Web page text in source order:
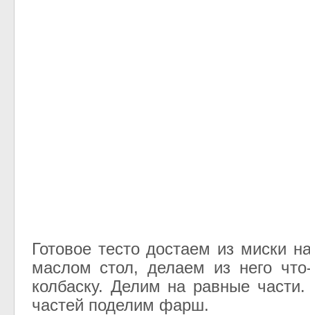
Готовое тесто достаем из миски
маслом стол, делаем из него
колбаску. Делим на равные
частей поделим фарш.